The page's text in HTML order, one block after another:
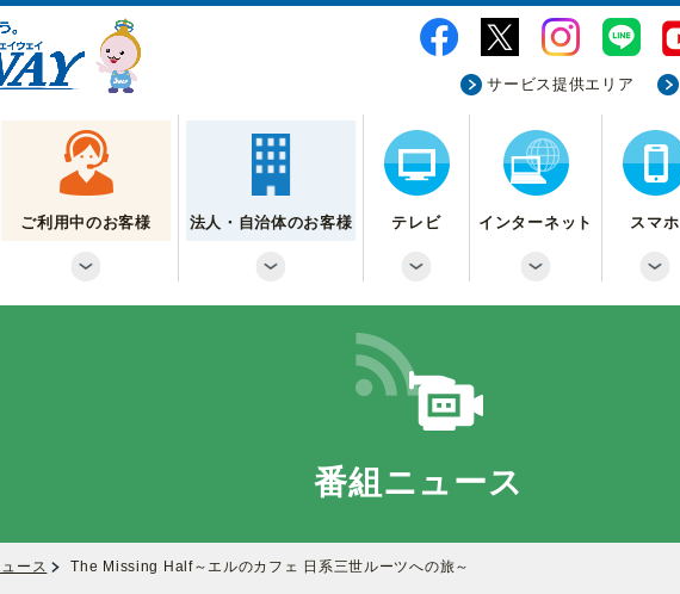
サービス提供エリア
ご利用中のお客様 法人・自治体のお客様 テレビ インターネット スマホ
番組ニュース
ース The Missing Half～エルのカフェ 日系三世ルーツへの旅～